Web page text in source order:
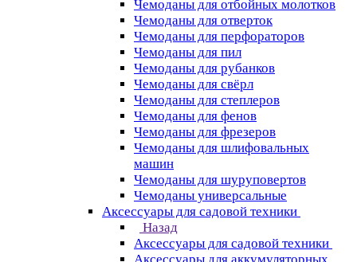
Чемоданы для отбойных молотков
Чемоданы для отверток
Чемоданы для перфораторов
Чемоданы для пил
Чемоданы для рубанков
Чемоданы для свёрл
Чемоданы для степлеров
Чемоданы для фенов
Чемоданы для фрезеров
Чемоданы для шлифовальных
машин
Чемоданы для шуруповертов
Чемоданы универсальные
Аксессуары для садовой техники
Назад
Аксессуары для садовой техники